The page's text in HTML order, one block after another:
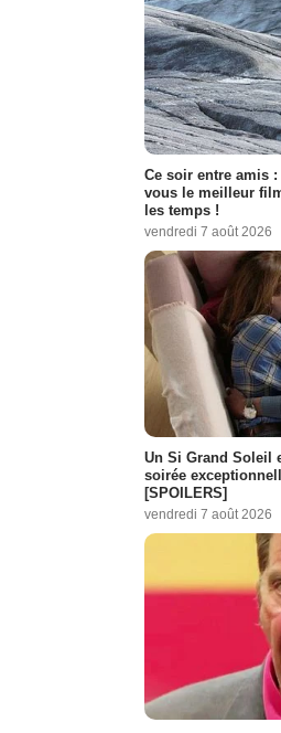
Ce soir entre amis
vous le meilleur
les temps !
vendredi 7 août 2026
Un Si Grand Soleil
soirée
[SPOILERS]
vendredi 7 août 2026